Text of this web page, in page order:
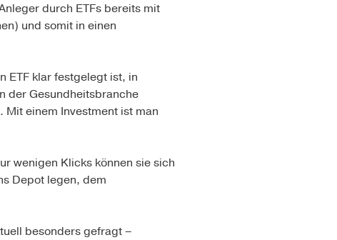
durch ETFs bereits mit
und somit in einen
ETF klar festgelegt ist, in
der Gesundheitsbranche
einem Investment ist man
wenigen Klicks können sie sich
Depot legen, dem
besonders gefragt –